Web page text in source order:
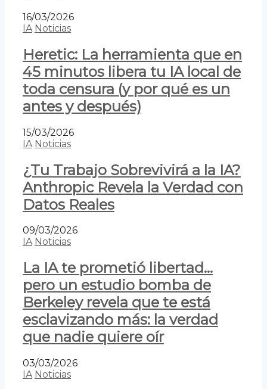
16/03/2026
IA Noticias
Heretic: La herramienta que en
45 minutos libera tu IA local de
toda censura (y por qué es un
antes y después)
15/03/2026
IA Noticias
¿Tu Trabajo Sobrevivirá a la IA?
Anthropic Revela la Verdad con
Datos Reales
09/03/2026
IA Noticias
La IA te prometió libertad…
pero un estudio bomba de
Berkeley revela que te está
esclavizando más: la verdad
que nadie quiere oír
03/03/2026
IA Noticias